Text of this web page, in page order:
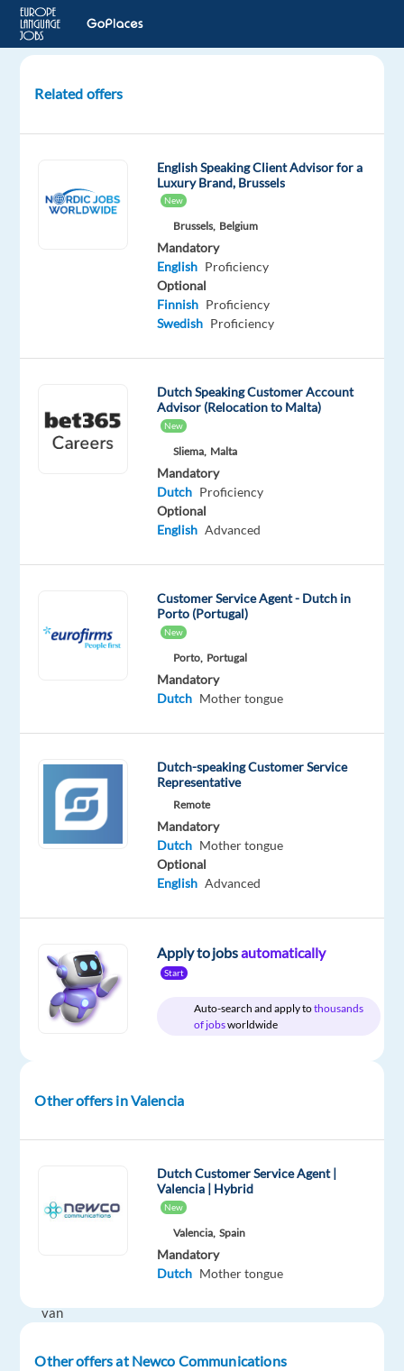
medewerker
VALENCIA
Oops!
This
out
Dutch
time
to
21,100
Work
from
home
&
On-
site
DESCRIPTION
Als
je
het
klantenservice,
geniet
van
dynamische
Related offers
English Speaking Client Advisor for a
Luxury Brand, Brussels
New
Brussels, Belgium
Mandatory
English Proficiency
Optional
Finnish Proficiency
Swedish Proficiency
Dutch Speaking Customer Account
Advisor (Relocation to Malta)
New
Sliema, Malta
Mandatory
Dutch Proficiency
Optional
English Advanced
Customer Service Agent - Dutch in
Porto (Portugal)
New
Porto, Portugal
Mandatory
Dutch Mother tongue
Dutch-speaking Customer Service
Representative
Remote
Mandatory
Dutch Mother tongue
Optional
English Advanced
Apply to jobsautomatically
Start
Auto-search and apply tothousands
of jobsworldwide
Other offers in Valencia
Dutch Customer Service Agent |
Valencia | Hybrid
New
Valencia, Spain
Mandatory
Dutch Mother tongue
Other offers at Newco Communications